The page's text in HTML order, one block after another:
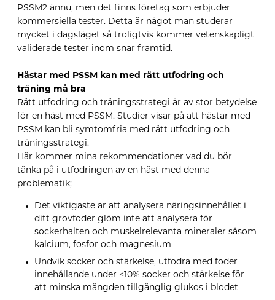
PSSM2 ännu, men det finns företag som erbjuder
kommersiella tester. Detta är något man studerar
mycket i dagsläget så troligtvis kommer vetenskapligt
validerade tester inom snar framtid.
Hästar med PSSM kan med rätt utfodring och
träning må bra
Rätt utfodring och träningsstrategi är av stor betydelse
för en häst med PSSM. Studier visar på att hästar med
PSSM kan bli symtomfria med rätt utfodring och
träningsstrategi.
Här kommer mina rekommendationer vad du bör
tänka på i utfodringen av en häst med denna
problematik;
Det viktigaste är att analysera näringsinnehållet i
ditt grovfoder glöm inte att analysera för
sockerhalten och muskelrelevanta mineraler såsom
kalcium, fosfor och magnesium
Undvik socker och stärkelse, utfodra med foder
innehållande under <10% socker och stärkelse för
att minska mängden tillgänglig glukos i blodet